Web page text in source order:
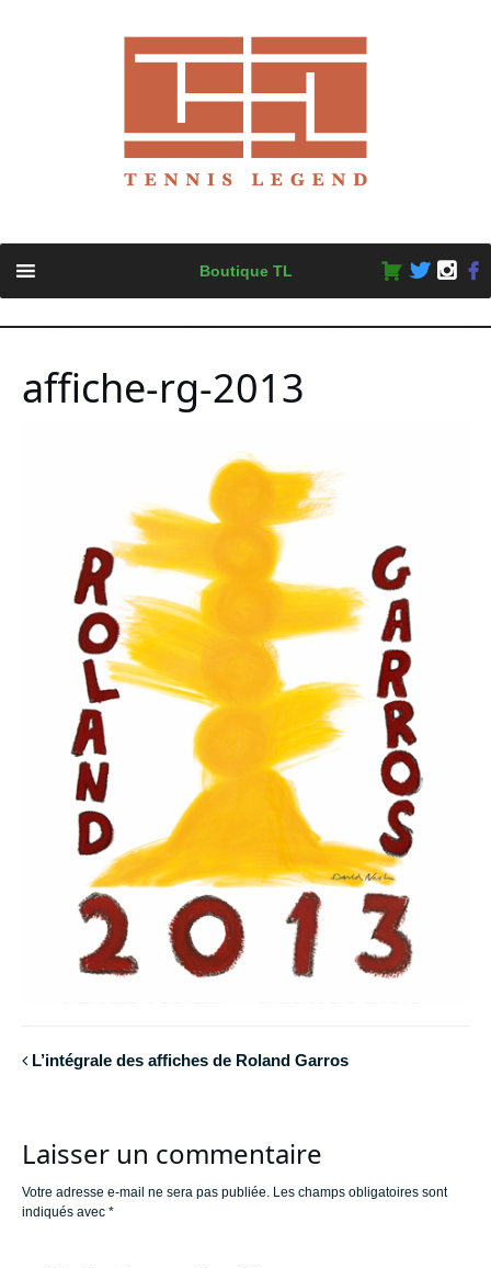
content
Boutique TL
affiche-rg-2013
L’intégrale des affiches de Roland Garros
Laisser un commentaire
Votre adresse e-mail ne sera pas publiée. Les champs obligatoires sont
indiqués avec *